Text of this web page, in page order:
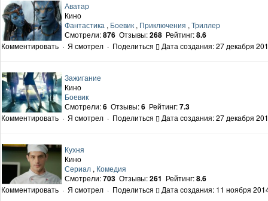
Аватар
Кино
Фантастика , Боевик , Приключения , Триллер
Смотрели:876 Отзывы:268 Рейтинг:8.6
Комментировать · Я смотрел · Поделиться Дата создания: 27 декабря
Зажигание
Кино
Боевик
Смотрели:6 Отзывы:6 Рейтинг:7.3
Комментировать · Я смотрел · Поделиться Дата создания: 27 декабря
Кухня
Кино
Сериал , Комедия
Смотрели:703 Отзывы:261 Рейтинг:8.6
Комментировать · Я смотрел · Поделиться Дата создания: 11 ноября